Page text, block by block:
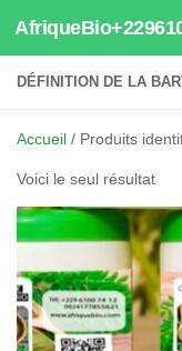
Au dessous du
DÉFINITION DE LA
Accueil / Produits
Voici le seul résultat